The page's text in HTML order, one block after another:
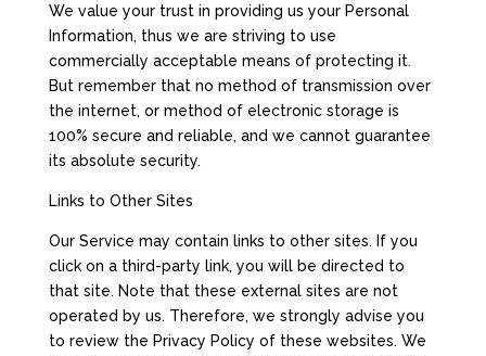
We value your trust in providing us your Personal
Information, thus we are striving to use
commercially acceptable means of protecting it.
But remember that no method of transmission over
the internet, or method of electronic storage is
100% secure and reliable, and we cannot guarantee
its absolute security.
Links to Other Sites
Our Service may contain links to other sites. If you
click on a third-party link, you will be directed to
that site. Note that these external sites are not
operated by us. Therefore, we strongly advise you
to review the Privacy Policy of these websites. We